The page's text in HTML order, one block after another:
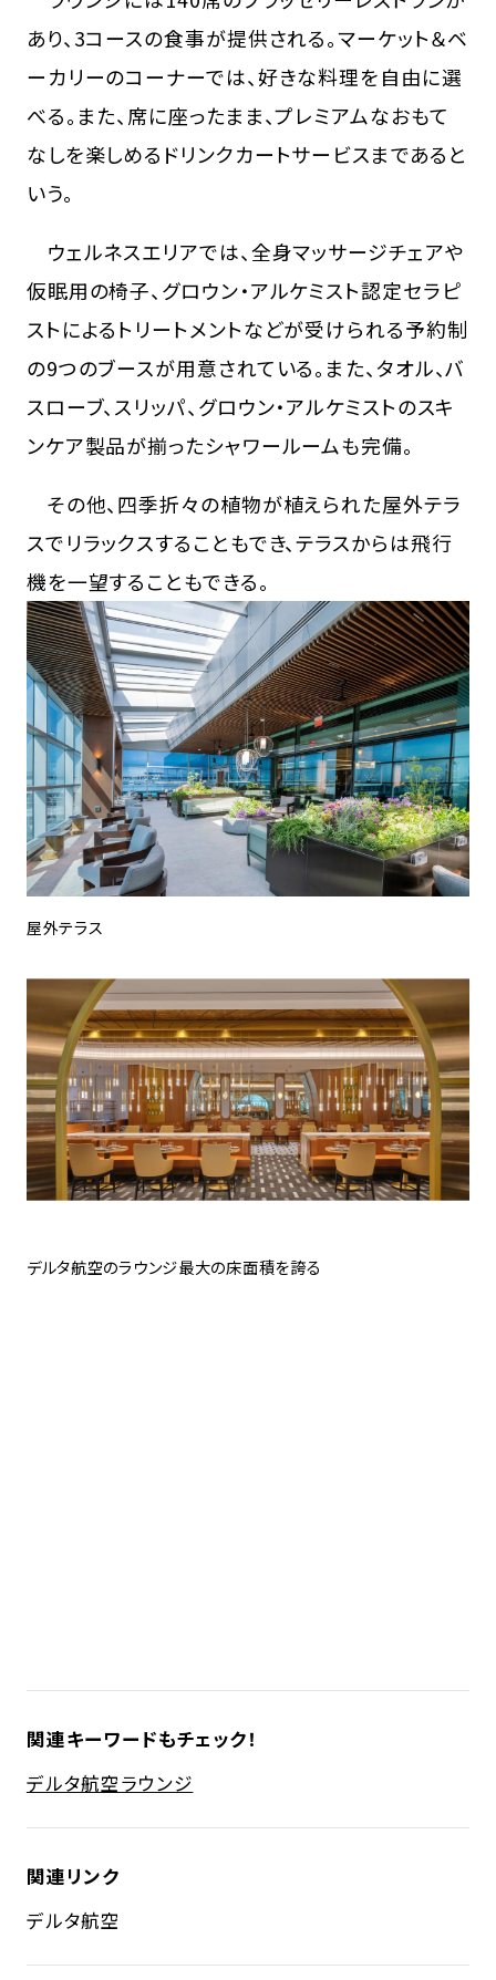
あり、3コースの食事が提供される。マーケット＆ベ
ーカリーのコーナーでは、好きな料理を自由に選
べる。また、席に座ったまま、プレミアムなおもて
なしを楽しめるドリンクカートサービスまであると
いう。
ウェルネスエリアでは、全身マッサージチェアや
仮眠用の椅子、グロウン・アルケミスト認定セラピ
ストによるトリートメントなどが受けられる予約制
の9つのブースが用意されている。また、タオル、バ
スローブ、スリッパ、グロウン・アルケミストのスキ
ンケア製品が揃ったシャワールームも完備。
その他、四季折々の植物が植えられた屋外テラ
スでリラックスすることもでき、テラスからは飛行
機を一望することもできる。
屋外テラス
デルタ航空のラウンジ最大の床面積を誇る
関連キーワードもチェック！
デルタ航空ラウンジ
関連リンク
デルタ航空